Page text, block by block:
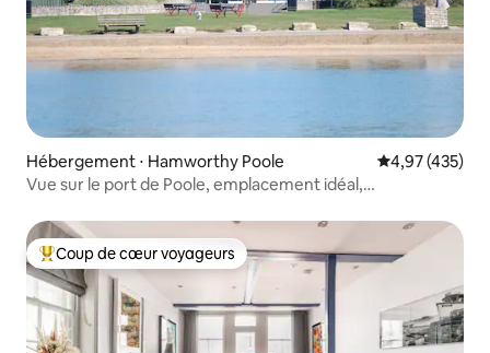
Hébergement ⋅ Hamworthy Poole Évaluation
4,97 (435)
Vue sur le port de Poole, emplacement idéal,
Coups de cœur voyageurs les plus appréciés
Coup de cœur voyageurs